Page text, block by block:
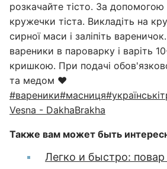
розкачайте тісто. За допомогою
кружечки тіста. Викладіть на
сирної маси і заліпіть
вареники в пароварку і варіть
кришкою. При подачі
та медом ❤️
#вареники#масниця
Vesna - DakhaBrakha
Также вам может быть
Легко и быстро: повар